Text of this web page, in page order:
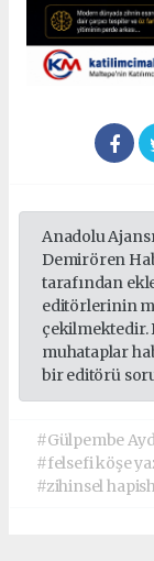
Anadolu
Demirören
tarafından
editörlerinin
çekilmektedir.
muhataplar
bir editörü
#Gülpembe
#felsefi köşe
#zihinsel